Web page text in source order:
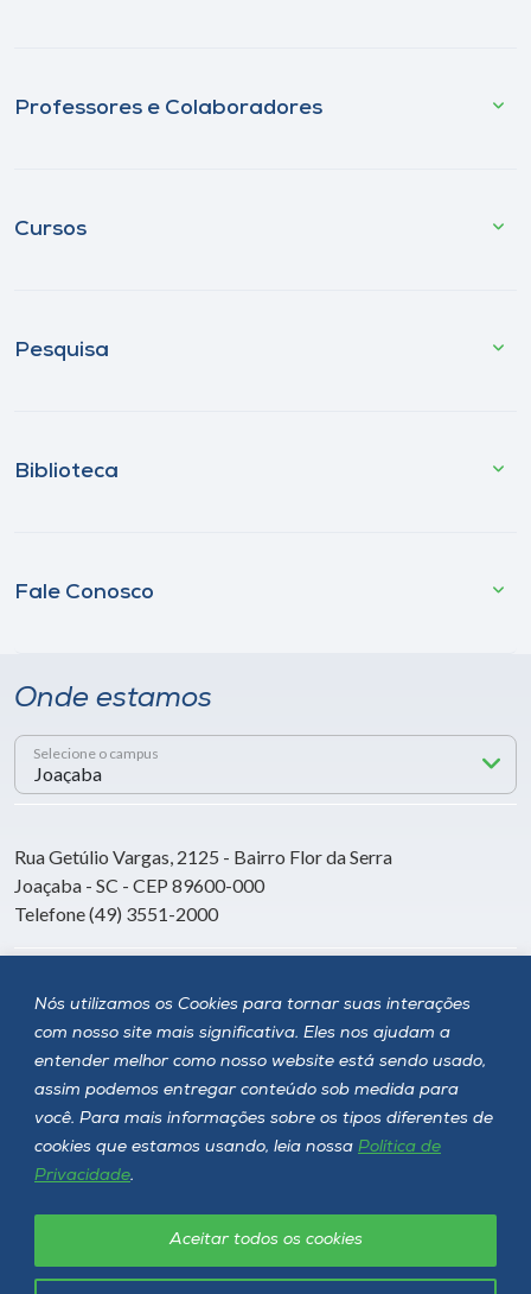
Nós utilizamos os Cookies para tornar suas interações
com nosso site mais significativa. Eles nos ajudam a
entender melhor como nosso website está sendo usado,
assim podemos entregar conteúdo sob medida para
você. Para mais informações sobre os tipos diferentes de
cookies que estamos usando, leia nossa Política de
Privacidade.
Aceitar todos os cookies
Professores e Colaboradores
Cursos
Pesquisa
Biblioteca
Fale Conosco
Onde estamos
Selecione o campus
Rua Getúlio Vargas, 2125 - Bairro Flor da Serra
Joaçaba - SC - CEP 89600-000
Telefone (49) 3551-2000
Siga a Unoesc
Política de privacidade LGPD